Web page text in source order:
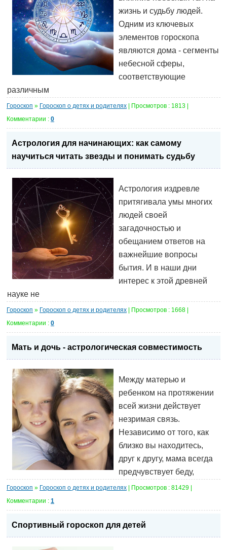
жизнь и судьбу людей.
Одним из ключевых
элементов гороскопа
являются дома - сегменты
небесной сферы,
соответствующие
различным
Гороскоп » Гороскоп о детях и родителях | Просмотров : 1813 |
Комментарии : 0
Астрология для начинающих: как самому
научиться читать звезды и понимать судьбу
Астрология издревле
притягивала умы многих
людей своей
загадочностью и
обещанием ответов на
важнейшие вопросы
бытия. И в наши дни
интерес к этой древней
науке не
Гороскоп » Гороскоп о детях и родителях | Просмотров : 1668 |
Комментарии : 0
Мать и дочь - астрологическая совместимость
Между матерью и
ребенком на протяжении
всей жизни действует
незримая связь.
Независимо от того, как
близко вы находитесь,
друг к другу, мама всегда
предчувствует беду,
Гороскоп » Гороскоп о детях и родителях | Просмотров : 81429 |
Комментарии : 1
Спортивный гороскоп для детей